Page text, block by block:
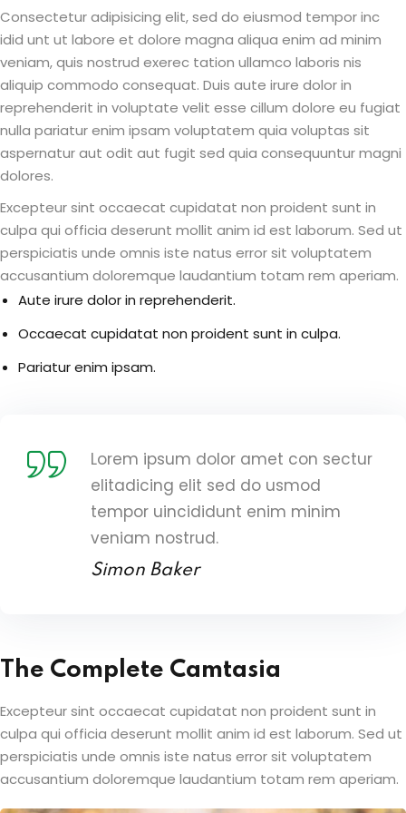
Consectetur adipisicing elit, sed do eiusmod tempor inc
idid unt ut labore et dolore magna aliqua enim ad minim
veniam, quis nostrud exerec tation ullamco laboris nis
aliquip commodo consequat. Duis aute irure dolor in
reprehenderit in voluptate velit esse cillum dolore eu fugiat
nulla pariatur enim ipsam voluptatem quia voluptas sit
aspernatur aut odit aut fugit sed quia consequuntur magni
dolores.
Excepteur sint occaecat cupidatat non proident sunt in
culpa qui officia deserunt mollit anim id est laborum. Sed ut
perspiciatis unde omnis iste natus error sit voluptatem
accusantium doloremque laudantium totam rem aperiam.
Aute irure dolor in reprehenderit.
Occaecat cupidatat non proident sunt in culpa.
Pariatur enim ipsam.
Lorem ipsum dolor amet con sectur
elitadicing elit sed do usmod
tempor uincididunt enim minim
veniam nostrud.
Simon Baker
The Complete Camtasia
Excepteur sint occaecat cupidatat non proident sunt in
culpa qui officia deserunt mollit anim id est laborum. Sed ut
perspiciatis unde omnis iste natus error sit voluptatem
accusantium doloremque laudantium totam rem aperiam.